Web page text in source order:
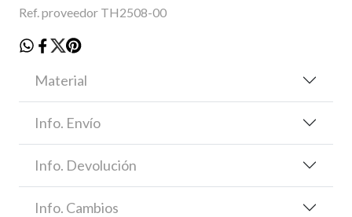
Ref. proveedor TH2508-00
Material
Info. Envío
Info. Devolución
Info. Cambios